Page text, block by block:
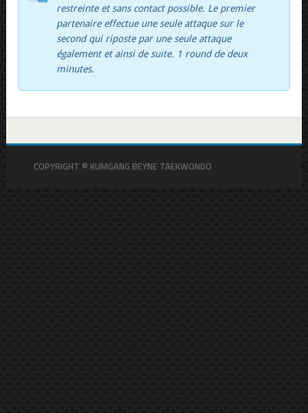
restreinte et sans contact possible. Le premier
partenaire effectue une seule attaque sur le
second qui riposte par une seule attaque
également et ainsi de suite. 1 round de deux
minutes.
COPYRIGHT © KUMGANG BEYNE TAEKWONDO